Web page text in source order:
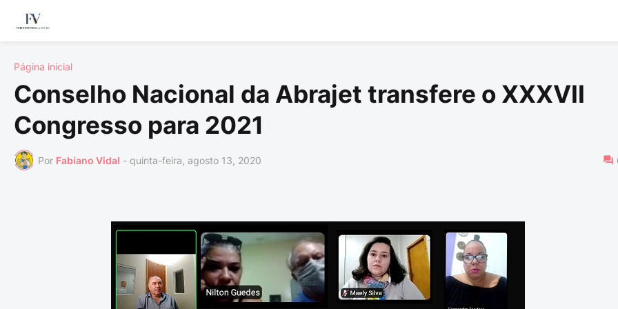
Página inicial
Conselho Nacional da Abrajet transfere o XXXVII
Congresso para 2021
Por Fabiano Vidal - quinta-feira, agosto 13, 2020